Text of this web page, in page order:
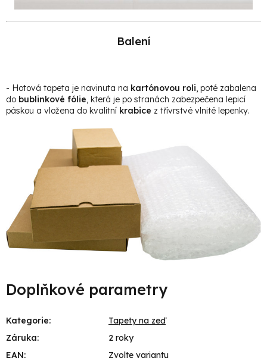
Balení
- Hotová tapeta je navinuta na kartónovou roli, poté zabalena
do bublinkové fólie, která je po stranách zabezpečena lepicí
páskou a vložena do kvalitní krabice z třívrstvé vlnité lepenky.
Doplňkové parametry
Kategorie:
Tapety na zeď
Záruka:
2 roky
EAN:
Zvolte variantu